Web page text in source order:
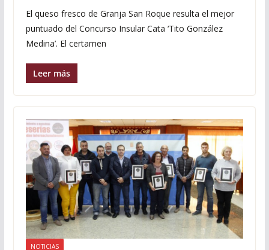
El queso fresco de Granja San Roque resulta el mejor
puntuado del Concurso Insular Cata ‘Tito González
Medina’. El certamen
Leer más
NOTICIAS